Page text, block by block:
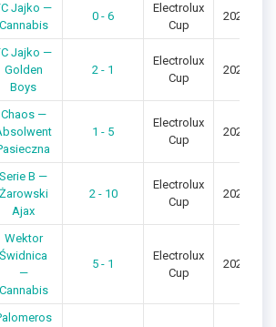
Jajko —
Cannabis
0 - 6
Electrolux
Cup
2024/
Jajko —
Golden
Boys
2 - 1
Electrolux
Cup
2024/
Chaos —
1 - 5
Electrolux
Cup
2024/
Serie B —
Żarowski
Ajax
2 - 10
Electrolux
Cup
2024/
Wektor
Świdnica
—
Cannabis
5 - 1
Electrolux
Cup
2024/